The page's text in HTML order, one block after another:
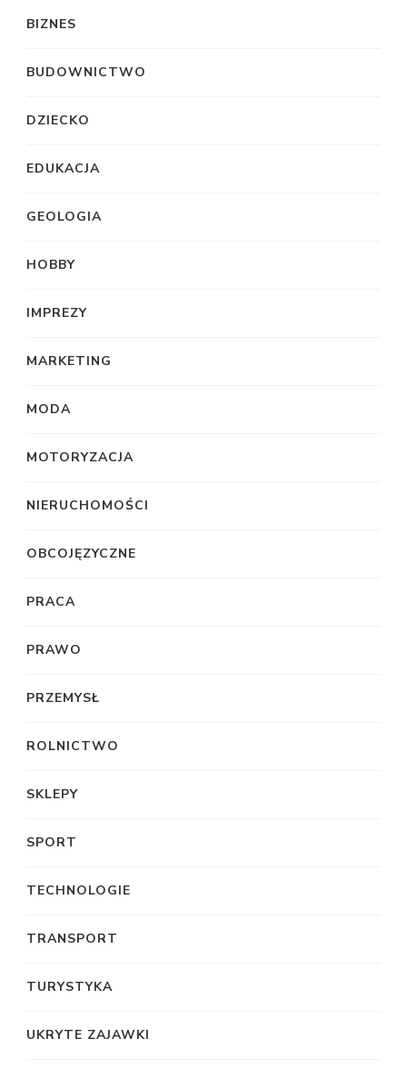
BIZNES
BUDOWNICTWO
DZIECKO
EDUKACJA
GEOLOGIA
HOBBY
IMPREZY
MARKETING
MODA
MOTORYZACJA
NIERUCHOMOŚCI
OBCOJĘZYCZNE
PRACA
PRAWO
PRZEMYSŁ
ROLNICTWO
SKLEPY
SPORT
TECHNOLOGIE
TRANSPORT
TURYSTYKA
UKRYTE ZAJAWKI